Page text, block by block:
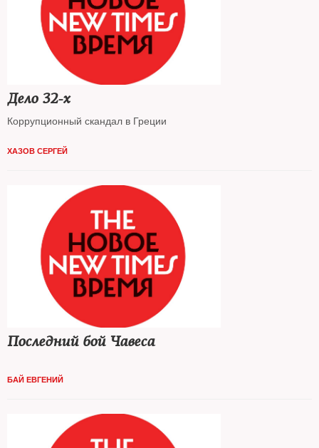
Дело 32-х
Коррупционный скандал в Греции
ХАЗОВ СЕРГЕЙ
Последний бой Чавеса
БАЙ ЕВГЕНИЙ